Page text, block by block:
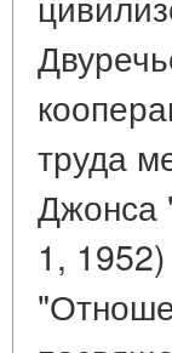
труда
Джонса
1,